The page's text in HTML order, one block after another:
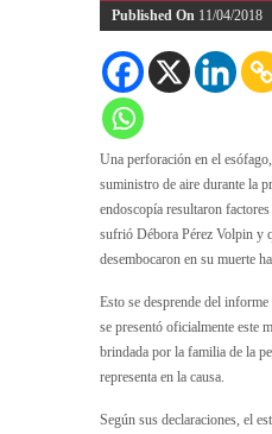
Published On 11/04/2018
Una perforación en el
suministro de aire durante la
endoscopía resultaron
sufrió Débora Pérez Volpin y
desembocaron en su muerte
Esto se desprende del
se presentó oficialmente este
brindada por la familia de la
representa en la causa.
Según sus declaraciones, el